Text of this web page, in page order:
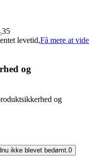
35
levetid,Få mere at vide
og
og
ikke blevet bedømt.0